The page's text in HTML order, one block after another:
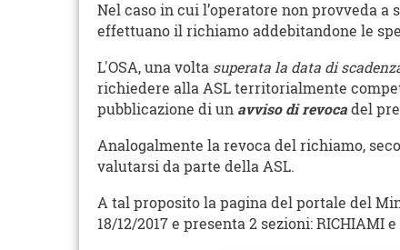
Nel caso in cui l’operatore non provveda a
effettuano il richiamo addebitandone le
L'OSA, una volta superata la data di
richiedere alla ASL territorialmente
pubblicazione di un avviso di revoca del
Analogalmente la revoca del richiamo,
valutarsi da parte della ASL.
A tal proposito la pagina del portale del
18/12/2017 e presenta 2 sezioni: RICHIAMI e